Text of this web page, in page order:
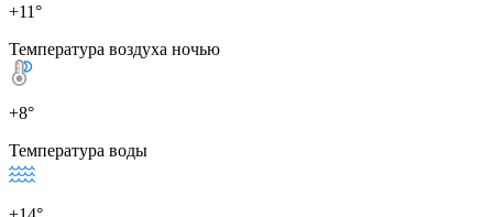
+11°
Температура воздуха ночью
+8°
Температура воды